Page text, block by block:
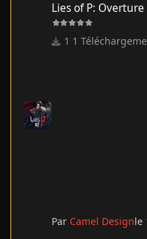
Lies of P:
1
Par Camel Designle